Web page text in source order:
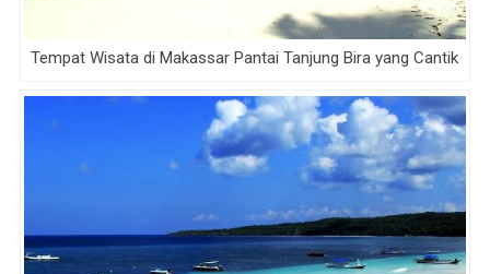
Tempat Wisata di Makassar Pantai Tanjung Bira yang Cantik